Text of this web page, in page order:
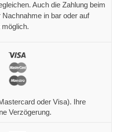
Auch die Zahlung beim
Nachnahme in bar oder auf
möglich.
oder Visa). Ihre
Verzögerung.